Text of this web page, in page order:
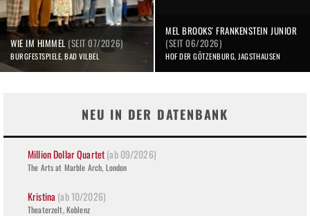
WIE IM HIMMEL (SEIT 07/2026)
BURGFESTSPIELE, BAD VILBEL
MEL BROOKS' FRANKENSTEIN JUNIOR
(SEIT 06/2026)
HOF DER GÖTZENBURG, JAGSTHAUSEN
NEU IN DER DATENBANK
Million Dollar Quartet(ab 09/2026)
The Arts at Marble Arch, London
Kristina (ab 10/2026)
Theaterzelt, Koblenz